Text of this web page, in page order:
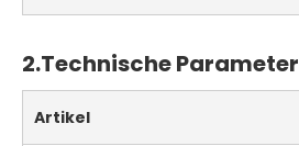
2.Technische Parameter
Artikel